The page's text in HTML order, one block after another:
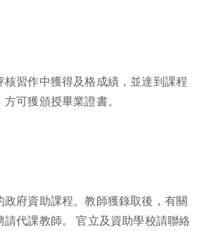
核習作中獲得及格成績，並達到課程
可獲頒授畢業證書。
政府資助課程。教師獲錄取後，有關
請代課教師。 官立及資助學校請聯絡